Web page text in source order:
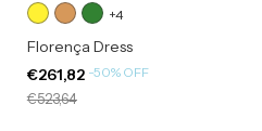
+4
Florença Dress
€261,82 -50% OFF
€523,64